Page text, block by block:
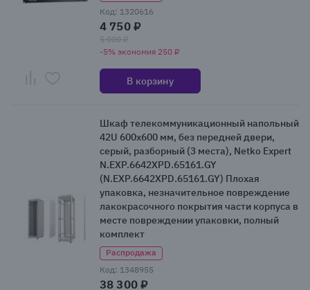
Код: 1320616
4 750 ₽
5 000 ₽
-5% экономия 250 ₽
В корзину
Шкаф телекоммуникационный напольный
42U 600x600 мм, без передней двери,
серый, разборный (3 места), Netko Expert
N.EXP.6642XPD.65161.GY
(N.EXP.6642XPD.65161.GY) Плохая
упаковка, незначительное повреждение
лакокрасочного покрытия части корпуса в
месте повреждении упаковки, полный
комплект
Распродажа
Код: 1348955
38 300 ₽